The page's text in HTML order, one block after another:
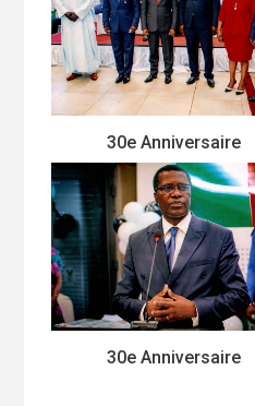
30e Anniversaire
30e Anniversaire